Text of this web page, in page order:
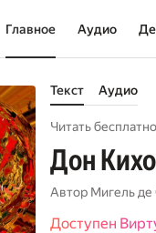
Главное Аудио
Текст Аудио
Читать
Дон
Автор Мигель де
Доступен